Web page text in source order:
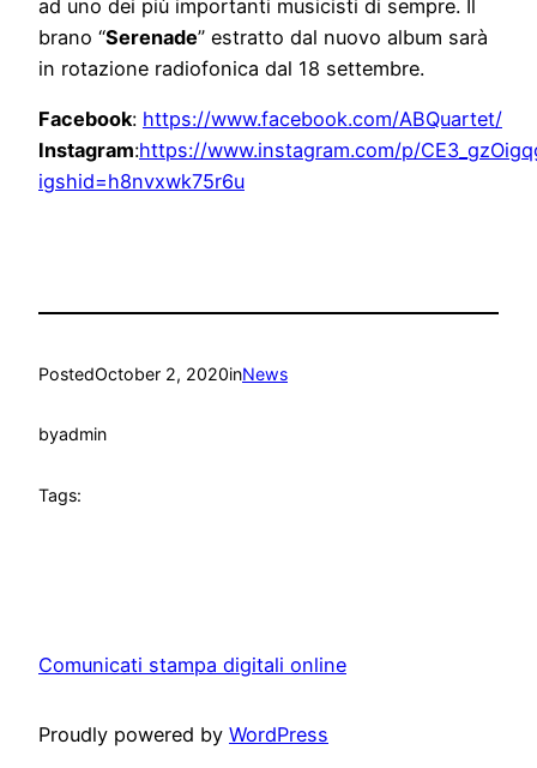
ad uno dei più importanti musicisti di sempre. Il
brano “Serenade” estratto dal nuovo album sarà
in rotazione radiofonica dal 18 settembre.
Facebook: https://www.facebook.com/ABQuartet/
Instagram:https://www.instagram.com/p/
igshid=h8nvxwk75r6u
PostedOctober 2, 2020inNews
byadmin
Tags:
Comunicati stampa digitali online
Proudly powered by WordPress